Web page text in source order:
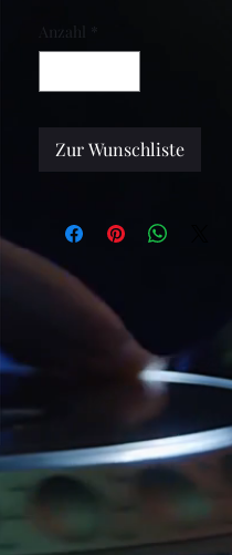
Anzahl *
Zur Wunschliste